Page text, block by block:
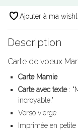
Ajouter à ma
Description
Carte de voeux
Carte Mamie
Carte avec texte:
incroyable."
Verso vierge
Imprimée en